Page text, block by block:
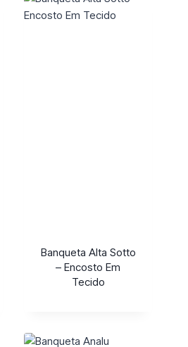
Banqueta Alta Sotto
– Encosto Em
Tecido